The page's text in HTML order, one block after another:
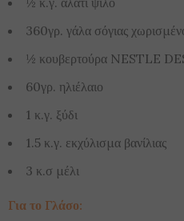
360γρ. γάλα σόγιας
½ κουβερτούρα NESTLE
60γρ. ηλιέλαιο
1 κ.γ. ξύδι
1.5 κ.γ. εκχύλισμα βανίλιας
3 κ.σ μέλι
Για το Γλάσο: